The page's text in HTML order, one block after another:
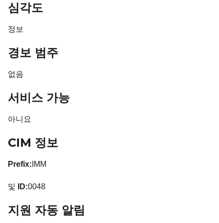
심각도
정보
경보 범주
없음
서비스 가능
아니요
CIM 정보
Prefix: IMM
및 ID:0048
지원 자동 알림